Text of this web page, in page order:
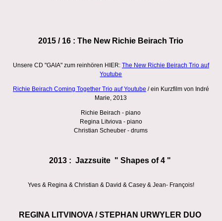
2015 / 16 : The New Richie Beirach Trio
Unsere CD "GAIA" zum reinhören HIER: The New Richie Beirach Trio auf
Youtube
Richie Beirach Coming Together Trio auf Youtube / ein Kurzfilm von Indré
Marie, 2013
Richie Beirach - piano
Regina Litviova - piano
Christian Scheuber - drums
2013 : Jazzsuite " Shapes of 4 "
Yves & Regina & Christian & David & Casey & Jean- François!
REGINA LITVINOVA / STEPHAN URWYLER DUO